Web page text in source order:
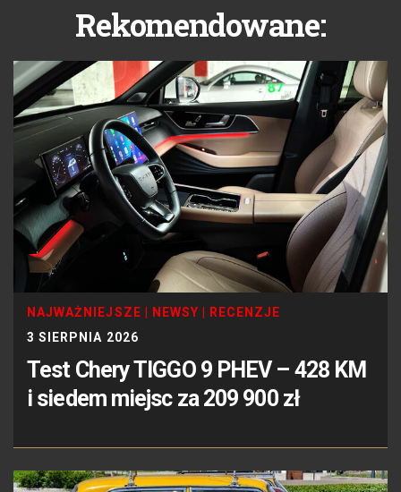
Rekomendowane:
NAJWAŻNIEJSZE NEWSY
RECENZJE
3 SIERPNIA 2026
Test Chery TIGGO 9 PHEV – 428 KM
i siedem miejsc za 209 900 zł